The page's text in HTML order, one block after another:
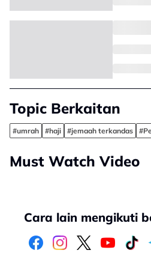
Topic Berkaitan
#umrah #haji #jemaah terkandas
Must Watch Video
Cara lain mengikuti